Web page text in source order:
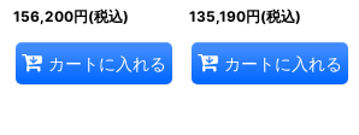
156,200円(税込)
カートに入れる
135,190円(税込)
カートに入れる